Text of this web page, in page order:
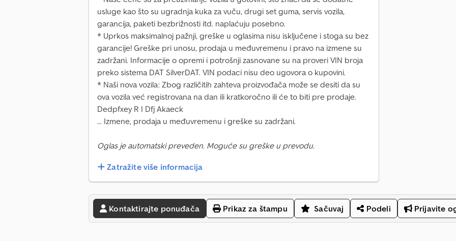
usluge kao što su ugradnja kuka za vuču, drugi set guma, servis vozila,
garancija, paketi bezbrižnosti itd. naplaćuju posebno.
* Uprkos maksimalnoj pažnji, greške u oglasima nisu isključene i stoga su bez
garancije! Greške pri unosu, prodaja u međuvremenu i pravo na izmene su
zadržani. Informacije o opremi i potrošnji zasnovane su na proveri VIN broja
preko sistema DAT SilverDAT. VIN podaci nisu deo ugovora o kupovini.
* Naši nova vozila: Zbog različitih zahteva proizvođača može se desiti da su
ova vozila već registrovana na dan ili kratkoročno ili će to biti pre prodaje.
Dedpfxey R I Dfj Akaeck
... Izmene, prodaja u međuvremenu i greške su zadržani.
Oglas je automatski preveden. Moguće su greške u prevodu.
Zatražite više informacija
Kontaktirajte ponuđača Prikaz za štampu Sačuvaj Podeli Prijavite